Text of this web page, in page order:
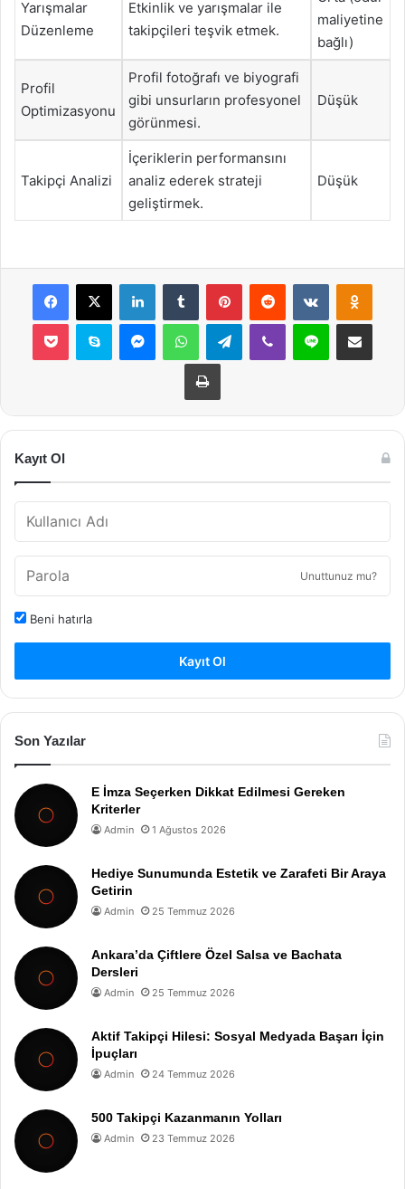
Yarışmalar
Düzenleme
Etkinlik ve yarışmalar ile
takipçileri teşvik etmek.
maliyetine
bağlı)
Profil
Optimizasyonu
Profil fotoğrafı ve biyografi
gibi unsurların profesyonel
görünmesi.
Düşük
Takipçi Analizi
İçeriklerin performansını
analiz ederek strateji
geliştirmek.
Düşük
Facebook
X LinkedInTumblr PinterestReddit VKontakte
Pocket Skype MessengerWhatsAppTelegramViber Line E-Posta ile
Yazdır
Kayıt Ol
Unuttunuz mu?
Beni hatırla
Kayıt Ol
Son Yazılar
E İmza Seçerken Dikkat Edilmesi Gereken
Kriterler
Admin 1 Ağustos 2026
Hediye Sunumunda Estetik ve Zarafeti Bir Araya
Getirin
Admin 25 Temmuz 2026
Ankara’da Çiftlere Özel Salsa ve Bachata
Dersleri
Admin 25 Temmuz 2026
Aktif Takipçi Hilesi: Sosyal Medyada Başarı İçin
İpuçları
Admin 24 Temmuz 2026
500 Takipçi Kazanmanın Yolları
Admin 23 Temmuz 2026